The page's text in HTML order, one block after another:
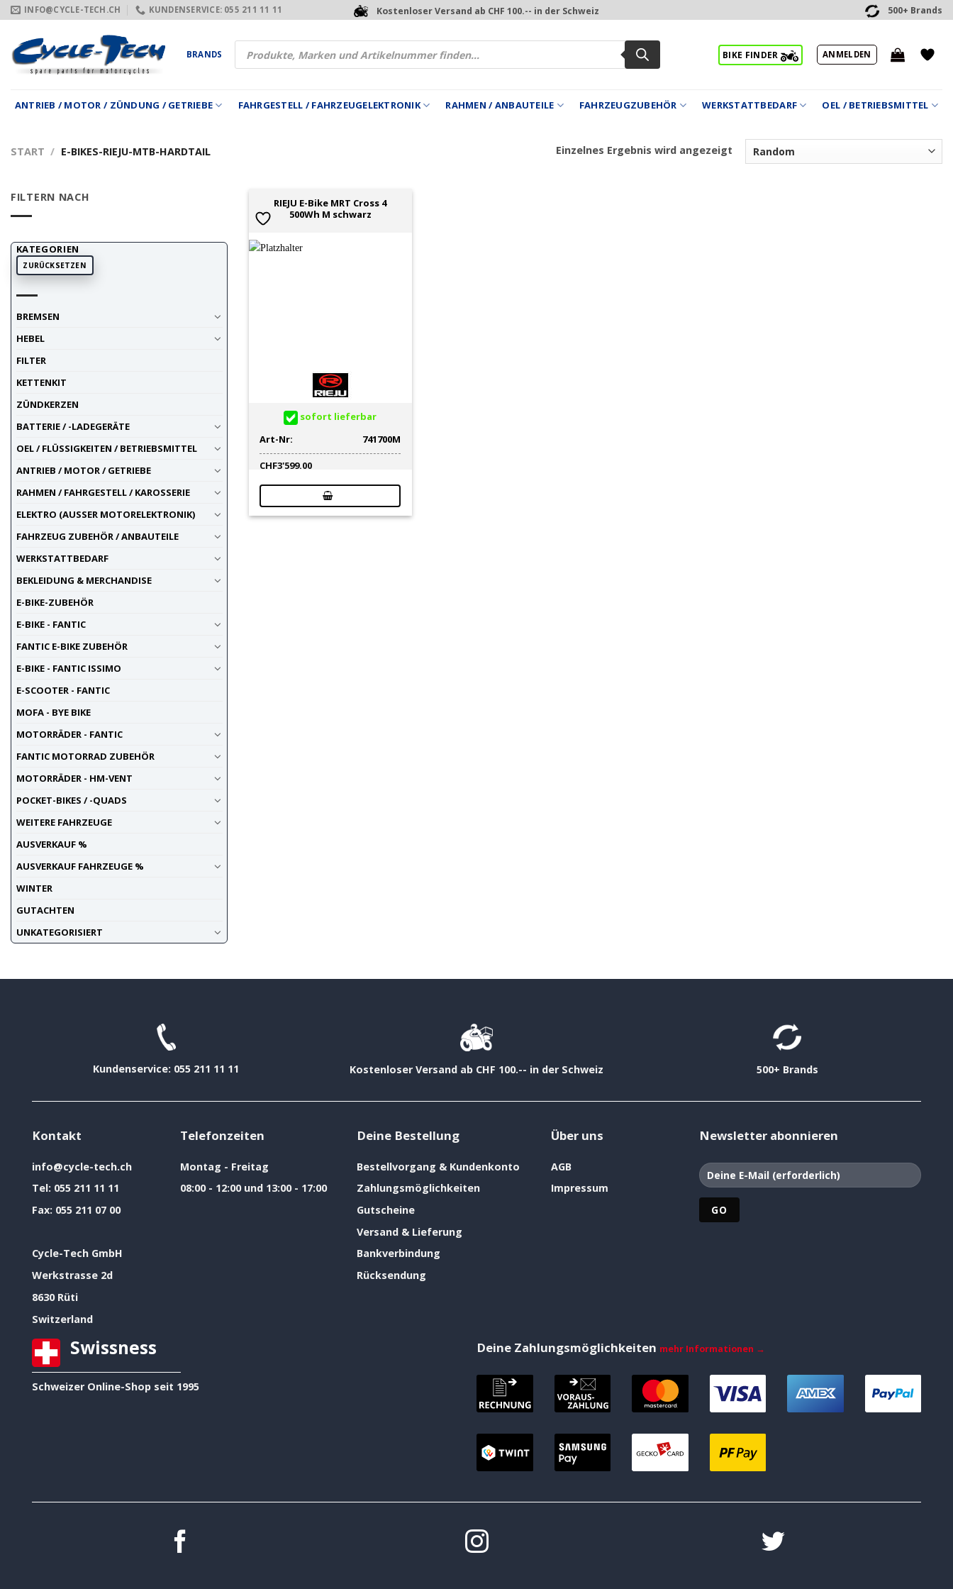
Zum
Inhalt
springen
INFO@CYCLE-TECH.CH KUNDENSERVICE: 055 211 11 11 Kostenloser Versand ab CHF 100.-- in der Schweiz 500+ Brands
BRANDS
Products
search
BIKE FINDER ANMELDEN
ANTRIEB / MOTOR / ZÜNDUNG / GETRIEBE FAHRGESTELL / FAHRZEUGELEKTRONIK RAHMEN / ANBAUTEILE FAHRZEUGZUBEHÖR WERKSTATTBEDARF OEL / BETRIEBSMITTEL
START / E-BIKES-RIEJU-MTB-HARDTAIL Einzelnes Ergebnis wird angezeigt
FILTERN NACH
KATEGORIEN
ZURÜCKSETZEN
BREMSEN
HEBEL
FILTER
KETTENKIT
ZÜNDKERZEN
BATTERIE / -LADEGERÄTE
OEL / FLÜSSIGKEITEN / BETRIEBSMITTEL
ANTRIEB / MOTOR / GETRIEBE
RAHMEN / FAHRGESTELL / KAROSSERIE
ELEKTRO (AUSSER MOTORELEKTRONIK)
FAHRZEUG ZUBEHÖR / ANBAUTEILE
WERKSTATTBEDARF
BEKLEIDUNG & MERCHANDISE
E-BIKE-ZUBEHÖR
E-BIKE - FANTIC
FANTIC E-BIKE ZUBEHÖR
E-BIKE - FANTIC ISSIMO
E-SCOOTER - FANTIC
MOFA - BYE BIKE
MOTORRÄDER - FANTIC
FANTIC MOTORRAD ZUBEHÖR
MOTORRÄDER - HM-VENT
POCKET-BIKES / -QUADS
WEITERE FAHRZEUGE
AUSVERKAUF %
AUSVERKAUF FAHRZEUGE %
WINTER
GUTACHTEN
UNKATEGORISIERT
RIEJU E-Bike MRT Cross 4
500Wh M schwarz
sofort lieferbar
Art-Nr:
741700M
CHF3'599.00
Kundenservice: 055 211 11 11 Kostenloser Versand ab CHF 100.-- in der Schweiz 500+ Brands
Kontakt
info@cycle-tech.ch
Tel: 055 211 11 11
Fax: 055 211 07 00
Cycle-Tech GmbH
Werkstrasse 2d
8630 Rüti
Switzerland
Telefonzeiten
Montag - Freitag
08:00 - 12:00 und 13:00 - 17:00
Deine Bestellung
Bestellvorgang & Kundenkonto
Zahlungsmöglichkeiten
Gutscheine
Versand & Lieferung
Bankverbindung
Rücksendung
Über uns
AGB
Impressum
Newsletter abonnieren
Swissness
Schweizer Online-Shop seit 1995
Deine Zahlungsmöglichkeiten mehr Informationen →